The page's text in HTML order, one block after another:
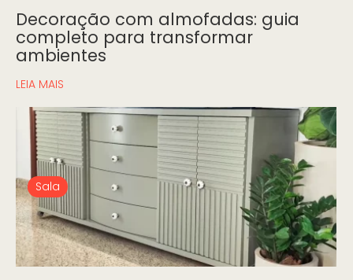
Decoração com almofadas: guia
completo para transformar
ambientes
LEIA MAIS
Sala